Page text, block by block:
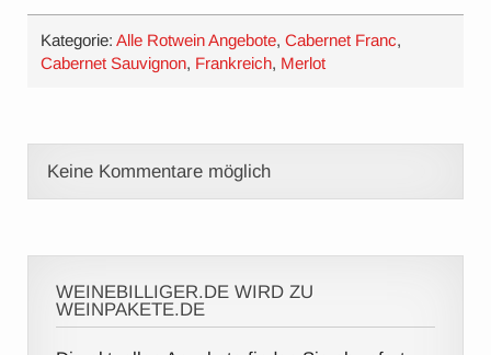
Kategorie:Alle Rotwein Angebote,Cabernet Franc,
Cabernet Sauvignon, Frankreich, Merlot
Keine Kommentare möglich
WEINEBILLIGER.DE WIRD ZU
WEINPAKETE.DE